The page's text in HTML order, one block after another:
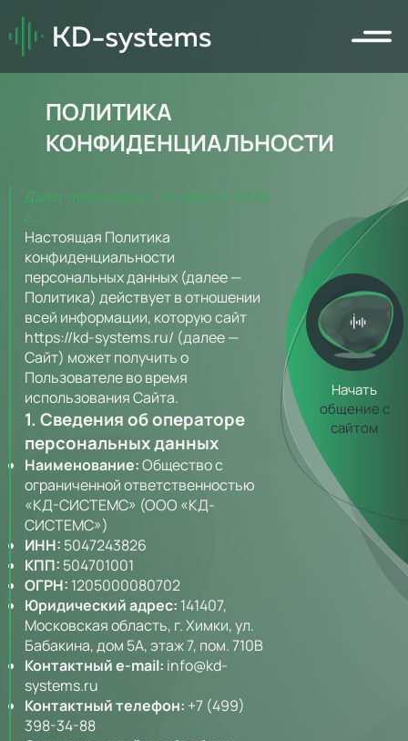
Начать
общение с
сайтом
ПОЛИТИКА
КОНФИДЕНЦИАЛЬНОСТИ
Дата публикации: 30 апреля 2026
г.
Настоящая Политика
конфиденциальности
персональных данных (далее —
Политика) действует в отношении
всей информации, которую сайт
https://kd-systems.ru/ (далее —
Сайт) может получить о
Пользователе во время
использования Сайта.
1. Сведения об операторе
персональных данных
Наименование:Общество с
ограниченной ответственностью
«КД-СИСТЕМС» (ООО «КД-
СИСТЕМС»)
ИНН: 5047243826
КПП: 504701001
ОГРН: 1205000080702
Юридический адрес: 141407,
Московская область, г. Химки, ул.
Бабакина, дом 5А, этаж 7, пом. 710В
Контактный e-mail: info@kd-
systems.ru
Контактный телефон: +7 (499)
398-34-88